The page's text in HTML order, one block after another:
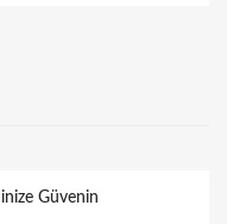
Güvenin